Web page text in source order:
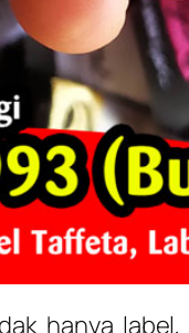
hanya